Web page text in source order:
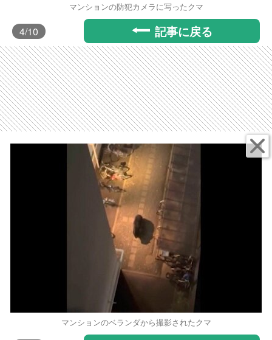
マンションの防犯カメラに写ったクマ
4/10 記事に戻る
マンションのベランダから撮影されたクマ